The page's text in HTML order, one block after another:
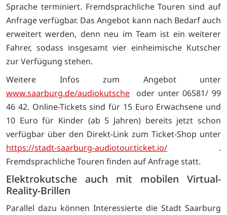
Sprache terminiert. Fremdsprachliche Touren sind auf
Anfrage verfügbar. Das Angebot kann nach Bedarf auch
erweitert werden, denn neu im Team ist ein weiterer
Fahrer, sodass insgesamt vier einheimische Kutscher
zur Verfügung stehen.
Weitere Infos zum Angebot unter
www.saarburg.de/audiokutsche oder unter 06581/ 99
46 42. Online-Tickets sind für 15 Euro Erwachsene und
10 Euro für Kinder (ab 5 Jahren) bereits jetzt schon
verfügbar über den Direkt-Link zum Ticket-Shop unter
https://stadt-saarburg-audiotour.ticket.io/ .
Fremdsprachliche Touren finden auf Anfrage statt.
Elektrokutsche auch mit mobilen Virtual-
Reality-Brillen
Parallel dazu können Interessierte die Stadt Saarburg